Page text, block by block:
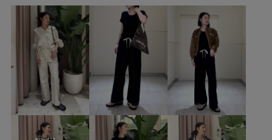
GAS06220 GAZ06170 GMM76060
fallenangels_2026ss FANE MSpecial_pickup
Wpickup_items アイコニック アダムエロぺ雑貨
エレガント オールインワン コットン
シボ感 ステッチ ストラップ ソックス チノパン